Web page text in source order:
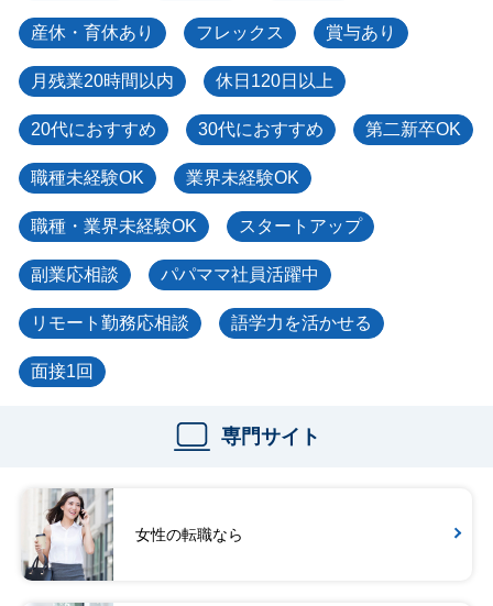
産休・育休あり フレックス 賞与あり
月残業20時間以内 休日120日以上
20代におすすめ 30代におすすめ 第二新卒OK
職種未経験OK 業界未経験OK
職種・業界未経験OK スタートアップ
副業応相談 パパママ社員活躍中
リモート勤務応相談 語学力を活かせる
面接1回
専門サイト
女性の転職なら